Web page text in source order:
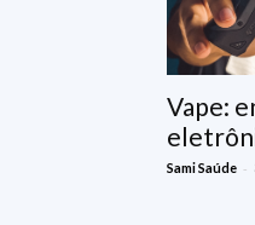
Vape:
Sami Saúde -